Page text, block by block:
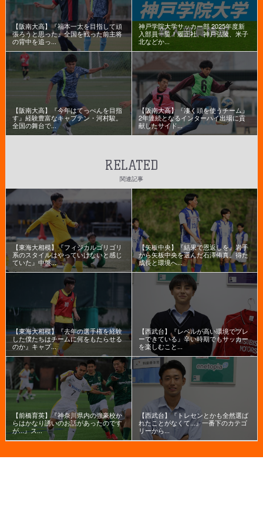
【阪南大高】『福本一太を目指して頑
張ろうと思った』全国を戦った前主将
の背中を追っ...
神戸学院大学サッカー部 2025年度新
入部員一覧！履正社、神戸弘陵、米子
北などか...
【阪南大高】『今年はてっぺんを目指
す』経験豊富なキャプテン・河村駿。
全国の舞台で...
【阪南大高】『凄く頭を使うチーム』
2年連続となるインターハイ出場に貢
献したサイド...
RELATED
関連記事
【東海大相模】『フィジカルゴリゴリ
系のスタイルはやっていけないと感じ
ていた』中盤...
【矢板中央】『結果で恩返しを』岩手
から矢板中央を選んだ石澤侑真。得た
成長と環境へ...
【東海大相模】『去年の選手権を経験
した僕たちはチームに何をもたらせる
のか』キャプ...
【西武台】『レベルが高い環境でプレ
ーできている』辛い時期でもサッカー
を楽しむこと...
【前橋育英】『神奈川県内の強豪校か
らはかなり誘いのお話があったのです
が...』ス...
【西武台】『トレセンとかも全然選ば
れたことがなくて...』一番下のカテゴ
リーから...